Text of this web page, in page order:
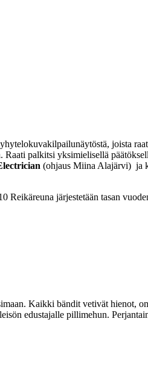
joista
Raati palkitsi yksimielisellä
(ohjaus Miina Alajärvi) ja
Reikäreuna järjestetään tasan
Kaikki bändit vetivät hienot,
edustajalle pillimehun.